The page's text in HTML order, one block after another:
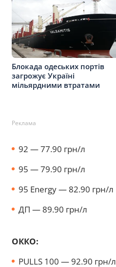
Блокада одеських портів
загрожує Україні
мільярдними втратами
Реклама
92 — 77.90 грн/л
95 — 79.90 грн/л
95 Energy — 82.90 грн/л
ДП — 89.90 грн/л
ОККО:
PULLS 100 — 92.90 грн/л